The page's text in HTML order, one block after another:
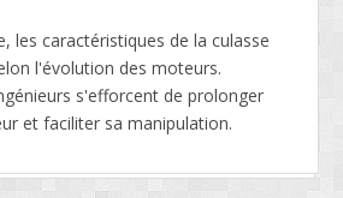
les caractéristiques de la culasse
l'évolution des moteurs.
s'efforcent de prolonger
et faciliter sa manipulation.